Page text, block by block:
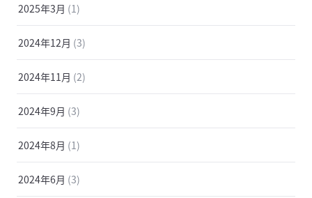
2025年3月 (1)
2024年12月 (3)
2024年11月 (2)
2024年9月 (3)
2024年8月 (1)
2024年6月 (3)